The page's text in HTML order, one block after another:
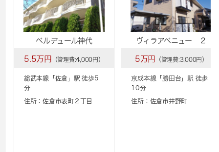
ベルデュール神代
5.5万円 （管理費:4,000円）
総武本線「 佐倉 」駅 徒歩5
分
住所：佐倉市表町２丁目
ヴィラアベニュー ２
5万円 （管理費:3,000円）
京成本線「 勝田台 」駅 徒歩
10分
住所：佐倉市井野町